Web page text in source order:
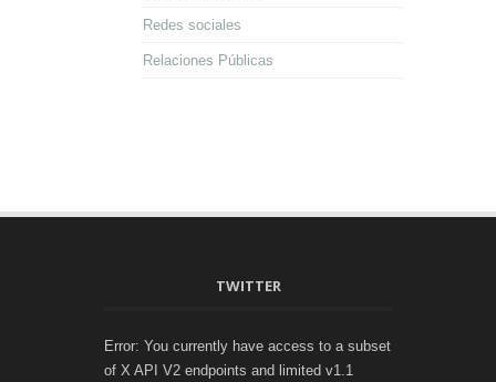
Redes sociales
Relaciones Públicas
TWITTER
Error: You currently have access to a subset
of X API V2 endpoints and limited v1.1